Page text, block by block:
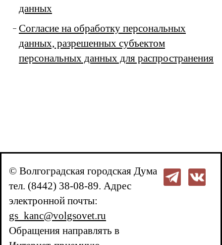
данных
Согласие на обработку персональных
данных, разрешенных субъектом
персональных данных для распространения
© Волгоградская городская Дума
тел. (8442) 38-08-89. Адрес
электронной почты:
gs_kanc@volgsovet.ru
Обращения направлять в